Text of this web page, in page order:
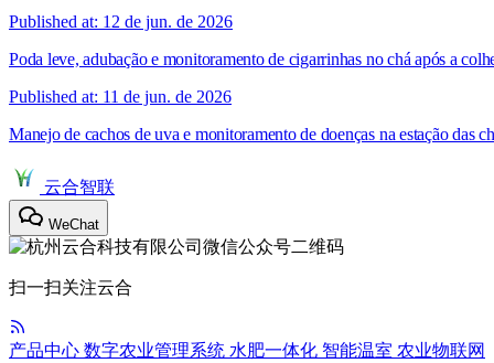
Published at: 12 de jun. de 2026
Poda leve, adubação e monitoramento de cigarrinhas no chá após a
Published at: 11 de jun. de 2026
Manejo de cachos de uva e monitoramento de doenças na estação das
云合智联
WeChat
扫一扫关注云合
产品中心 数字农业管理系统 水肥一体化 智能温室 农业物联网